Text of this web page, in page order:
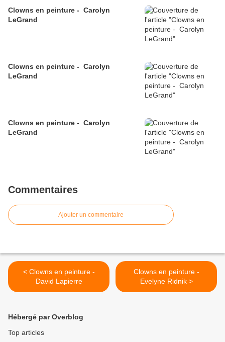
Clowns en peinture - Carolyn
LeGrand
Clowns en peinture - Carolyn
LeGrand
Clowns en peinture - Carolyn
LeGrand
Commentaires
Ajouter un commentaire
< Clowns en peinture -
David Lapierre
Clowns en peinture -
Evelyne Ridnik >
Hébergé par Overblog
Top articles